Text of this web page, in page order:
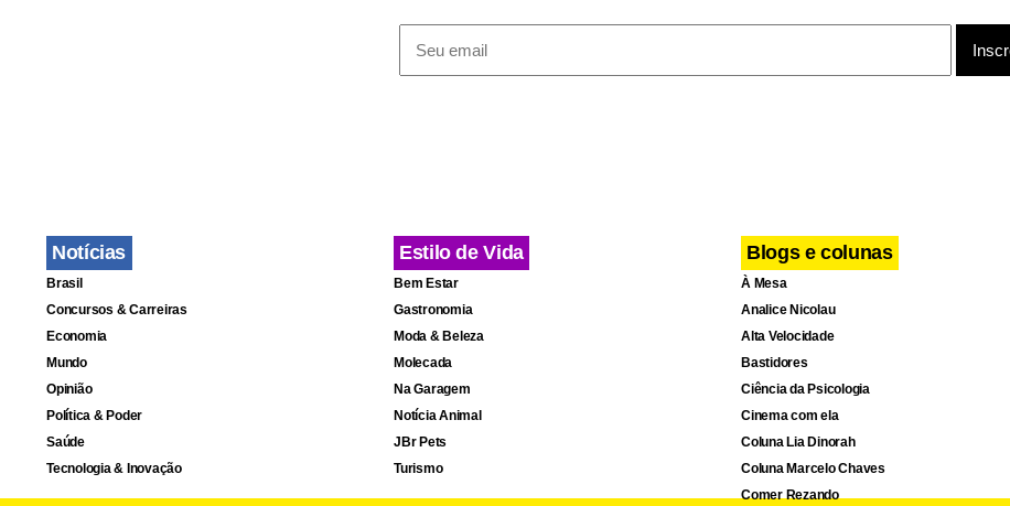
Notícias
Brasil
Concursos & Carreiras
Economia
Mundo
Opinião
Política & Poder
Saúde
Tecnologia & Inovação
Estilo de Vida
Bem Estar
Gastronomia
Moda & Beleza
Molecada
Na Garagem
Notícia Animal
JBr Pets
Turismo
Blogs e colunas
À Mesa
Analice Nicolau
Alta Velocidade
Bastidores
Ciência da Psicologia
Cinema com ela
Coluna Lia Dinorah
Coluna Marcelo Chaves
Comer Rezando